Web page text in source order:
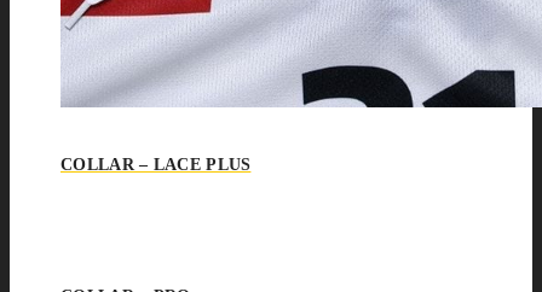
COLLAR – LACE PLUS